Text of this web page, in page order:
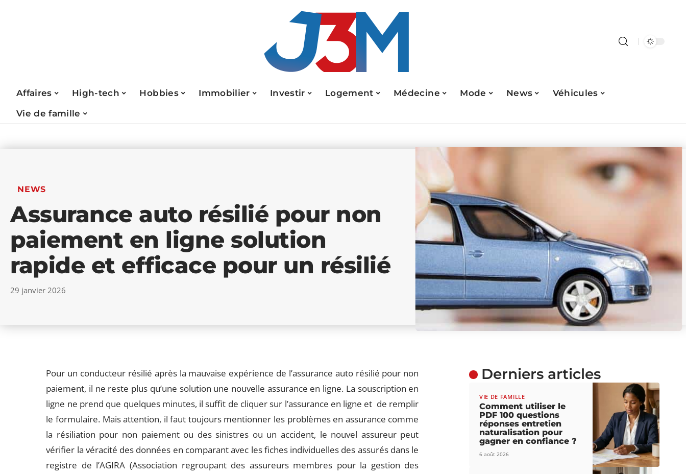
Affaires High-tech Hobbies Immobilier Investir Logement Médecine Mode News
Véhicules
Vie de famille
NEWS
Assurance auto résilié pour non
paiement en ligne solution
rapide et efficace pour un résilié
29 janvier 2026
Pour un conducteur résilié après la mauvaise expérience de l’assurance auto résilié pour non
paiement, il ne reste plus qu’une solution une nouvelle assurance en ligne. La souscription en
ligne ne prend que quelques minutes, il suffit de cliquer sur l’assurance en ligne et de remplir
le formulaire. Mais attention, il faut toujours mentionner les problèmes en assurance comme
la résiliation pour non paiement ou des sinistres ou un accident, le nouvel assureur peut
vérifier la véracité des données en comparant avec les fiches individuelles des assurés dans le
registre de l’AGIRA (Association regroupant des assureurs membres pour la gestion des
Derniers articles
VIE DE FAMILLE
Comment utiliser le
PDF 100 questions
réponses entretien
naturalisation pour
gagner en confiance ?
6 août 2026